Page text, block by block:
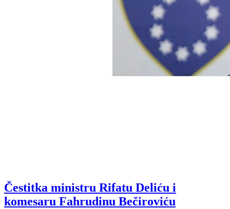
Čestitka ministru Rifatu Deliću i
komesaru Fahrudinu Bečiroviću